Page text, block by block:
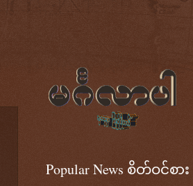
Popular News စိတ်ဝင်စား